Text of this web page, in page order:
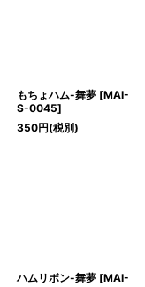
もちょハム-舞夢 [MAI-
S-0045]
350円(税別)
ハムリボン-舞夢 [MAI-